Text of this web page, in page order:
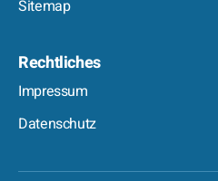
Sitemap
Rechtliches
Impressum
Datenschutz